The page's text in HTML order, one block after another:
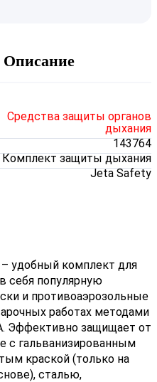
Описание
Средства защиты органов
дыхания
143764
Комплект защиты дыхания
Jeta Sаfety
– удобный комплект для
себя популярную
и противоаэрозольные
работах методами
Эффективно защищает от
с гальванизированным
краской (только на
сталью,